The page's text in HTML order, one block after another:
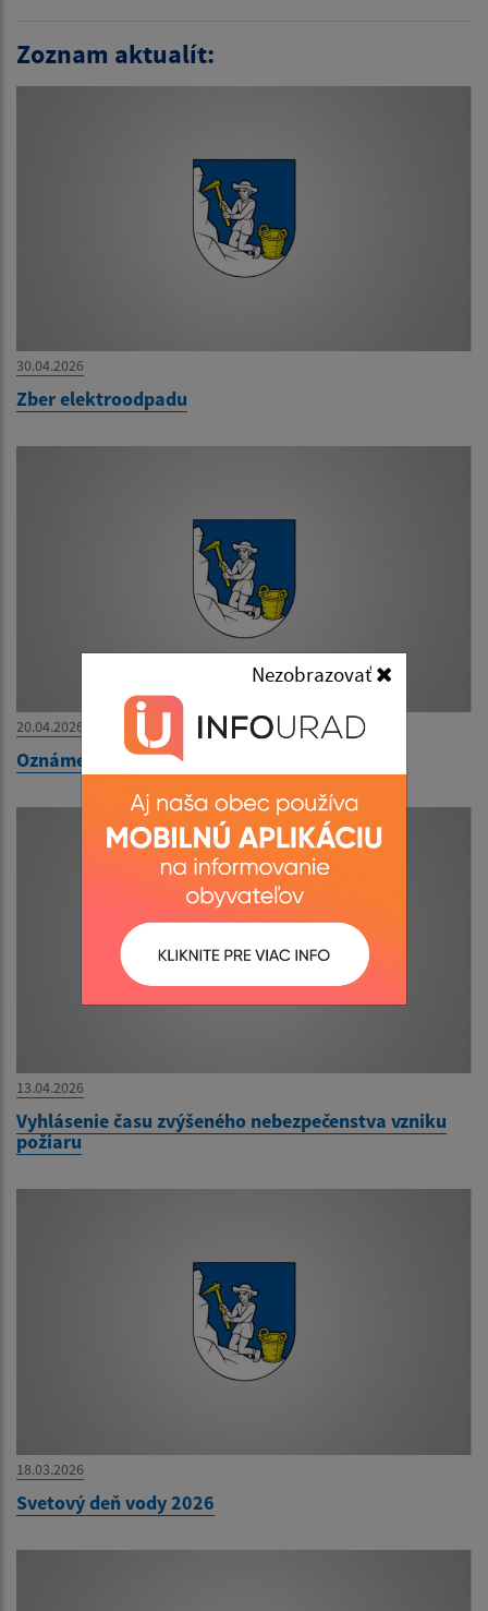
Nezobrazovať
Zoznam aktualít:
30.04.2026
Zber elektroodpadu
20.04.2026
Oznámenie o uložení zásielky
13.04.2026
Vyhlásenie času zvýšeného nebezpečenstva vzniku
požiaru
18.03.2026
Svetový deň vody 2026